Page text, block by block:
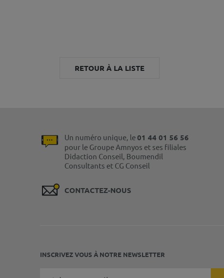
RETOUR À LA LISTE
Un numéro unique, le01 44 01 56 56
pour le Groupe Amnyos et ses filiales
Didaction Conseil, Boumendil
Consultants et CG Conseil
CONTACTEZ-NOUS
INSCRIVEZ VOUS À NOTRE NEWSLETTER